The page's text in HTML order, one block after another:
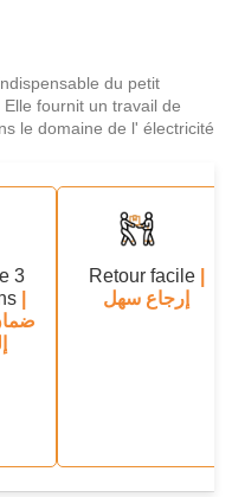
du petit
fournit un travail de
le domaine de l' électricité
3
|
Retour facile|
إرجاع سهل